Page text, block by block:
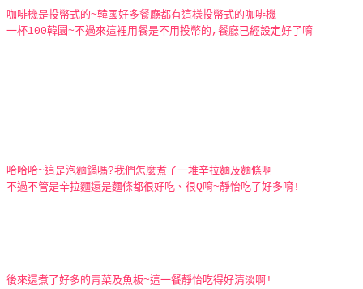
咖啡機是投幣式的~韓國好多餐廳都有這樣投幣式的咖啡機
一杯100韓圜~不過來這裡用餐是不用投幣的,餐廳已經設定好了唷
哈哈哈~這是泡麵鍋嗎?我們怎麼煮了一堆辛拉麵及麵條啊
不過不管是辛拉麵還是麵條都很好吃、很Q唷~靜怡吃了好多唷!
後來還煮了好多的青菜及魚板~這一餐靜怡吃得好清淡啊!